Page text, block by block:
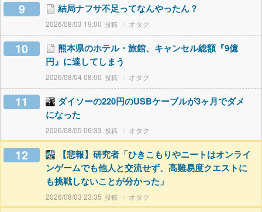
9 結局ナフサ不足ってなんやったん？
2026/08/03 19:00 オタク
10
熊本県のホテル・旅館、キャンセル総額『9億
円』に達してしまう
2026/08/04 08:00 オタク
11
ダイソーの220円のUSBケーブルが3ヶ月でダメ
になった
2026/08/05 06:33 オタク
12
【悲報】研究者「ひきこもりやニートはオンライ
ンゲームでも他人と交流せず、高難易度クエストに
も挑戦しないことが分かった」
2026/08/03 23:35 オタク